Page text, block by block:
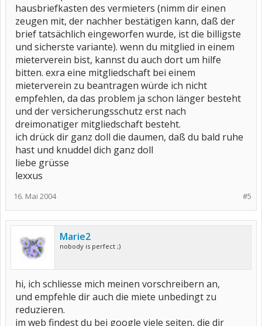
hausbriefkasten des vermieters (nimm dir einen
zeugen mit, der nachher bestätigen kann, daß der
brief tatsächlich eingeworfen wurde, ist die billigste
und sicherste variante). wenn du mitglied in einem
mieterverein bist, kannst du auch dort um hilfe
bitten. exra eine mitgliedschaft bei einem
mieterverein zu beantragen würde ich nicht
empfehlen, da das problem ja schon länger besteht
und der versicherungsschutz erst nach
dreimonatiger mitgliedschaft besteht.
ich drück dir ganz doll die daumen, daß du bald ruhe
hast und knuddel dich ganz doll
liebe grüsse
lexxus
#5
16. Mai 2004
Marie2
nobody is perfect ;)
hi, ich schliesse mich meinen vorschreibern an,
und empfehle dir auch die miete unbedingt zu
reduzieren.
im web findest du bei google viele seiten, die dir